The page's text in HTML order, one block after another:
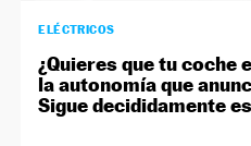
ELÉCTRICOS
¿Quieres que tu
la autonomía que
Sigue decididamente